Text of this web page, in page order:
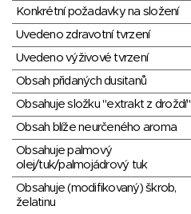
Konkrétní požadavky na složení
Uvedeno zdravotní tvrzení
Uvedeno výživové tvrzení
Obsah přidaných dusitanů
Obsahuje složku "extrakt z droždí"
Obsah blíže neurčeného aroma
Obsahuje palmový
olej/tuk/palmojádrový tuk
Obsahuje (modifikovaný) škrob,
želatinu